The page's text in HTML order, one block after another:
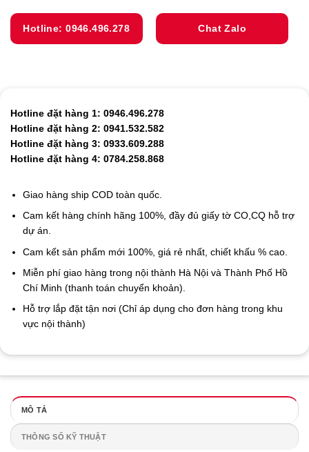
Hotline: 0946.496.278 Chat Zalo
Hotline đặt hàng 1: 0946.496.278
Hotline đặt hàng 2: 0941.532.582
Hotline đặt hàng 3: 0933.609.288
Hotline đặt hàng 4: 0784.258.868
Giao hàng ship COD toàn quốc.
Cam kết hàng chính hãng 100%, đầy đủ giấy tờ CO,CQ hỗ trợ
dự án.
Cam kết sản phẩm mới 100%, giá rẻ nhất, chiết khấu % cao.
Miễn phí giao hàng trong nội thành Hà Nội và Thành Phố Hồ
Chí Minh (thanh toán chuyển khoản).
Hỗ trợ lắp đặt tận nơi (Chỉ áp dụng cho đơn hàng trong khu
vực nội thành)
MÔ TẢ
THÔNG SỐ KỸ THUẬT